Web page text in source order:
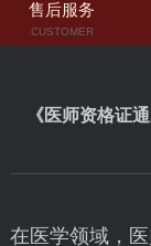
售后服务
CUSTOMER
《医师资格证
在医学领域，